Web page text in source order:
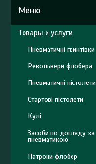
Товары и услуги
Пневматичні гвинтівки
Револьвери флобера
Пневматичні пістолети
Стартові пістолети
Кулі
Засоби по догляду за
пневматикою
Патрони флобер